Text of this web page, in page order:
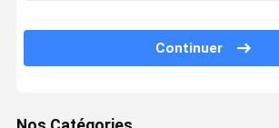
Épurateur de l'eau d'osmose d'inversion
Continuer